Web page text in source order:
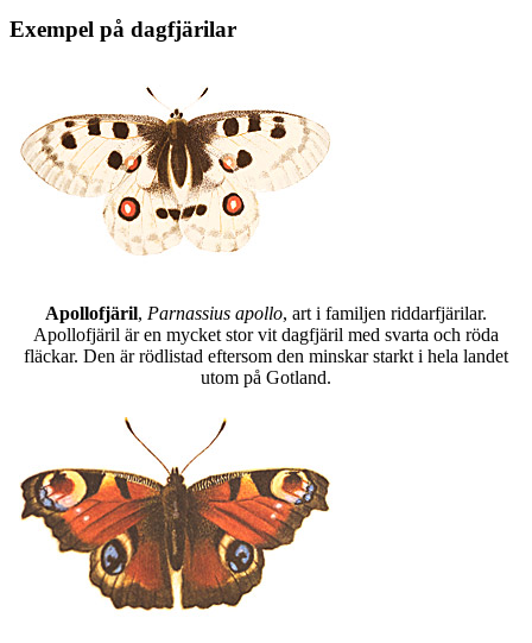
Exempel på dagfjärilar
Apollofjäril, Parnassius apollo, art i familjen riddarfjärilar.
Apollofjäril är en mycket stor vit dagfjäril med svarta och röda
fläckar. Den är rödlistad eftersom den minskar starkt i hela landet
utom på Gotland.